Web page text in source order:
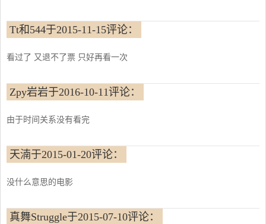
Tt和544于2015-11-15评论：
看过了 又退不了票 只好再看一次
Zpy岩岩于2016-10-11评论：
由于时间关系没有看完
天湳于2015-01-20评论：
没什么意思的电影
真舞Struggle于2015-07-10评论：